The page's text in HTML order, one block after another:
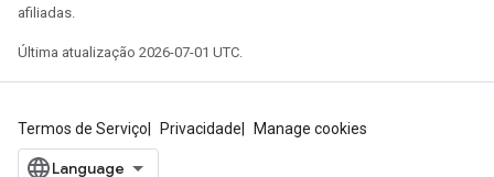
afiliadas.
Última atualização 2026-07-01 UTC.
Termos de Serviço Privacidade Manage cookies